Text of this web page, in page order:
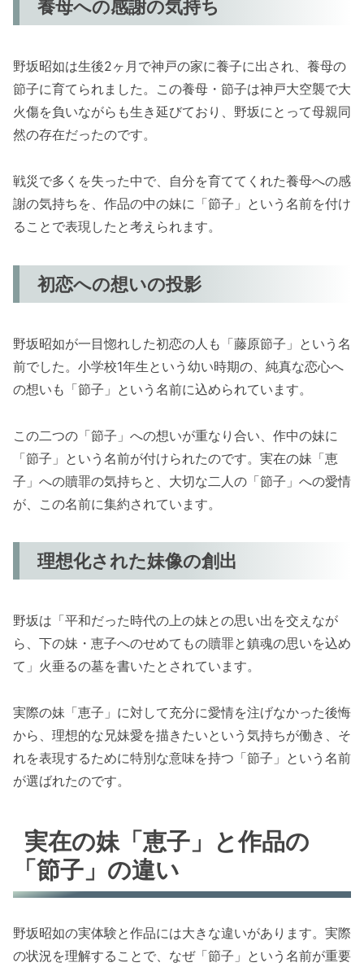
養母への感謝の気持ち
野坂昭如は生後2ヶ月で神戸の家に養子に出され、養母の
節子に育てられました。この養母・節子は神戸大空襲で大
火傷を負いながらも生き延びており、野坂にとって母親同
然の存在だったのです。
戦災で多くを失った中で、自分を育ててくれた養母への感
謝の気持ちを、作品の中の妹に「節子」という名前を付け
ることで表現したと考えられます。
初恋への想いの投影
野坂昭如が一目惚れした初恋の人も「藤原節子」という名
前でした。小学校1年生という幼い時期の、純真な恋心へ
の想いも「節子」という名前に込められています。
この二つの「節子」への想いが重なり合い、作中の妹に
「節子」という名前が付けられたのです。実在の妹「恵
子」への贖罪の気持ちと、大切な二人の「節子」への愛情
が、この名前に集約されています。
理想化された妹像の創出
野坂は「平和だった時代の上の妹との思い出を交えなが
ら、下の妹・恵子へのせめてもの贖罪と鎮魂の思いを込め
て」火垂るの墓を書いたとされています。
実際の妹「恵子」に対して充分に愛情を注げなかった後悔
から、理想的な兄妹愛を描きたいという気持ちが働き、そ
れを表現するために特別な意味を持つ「節子」という名前
が選ばれたのです。
実在の妹「恵子」と作品の
「節子」の違い
野坂昭如の実体験と作品には大きな違いがあります。実際
の状況を理解することで、なぜ「節子」という名前が重要